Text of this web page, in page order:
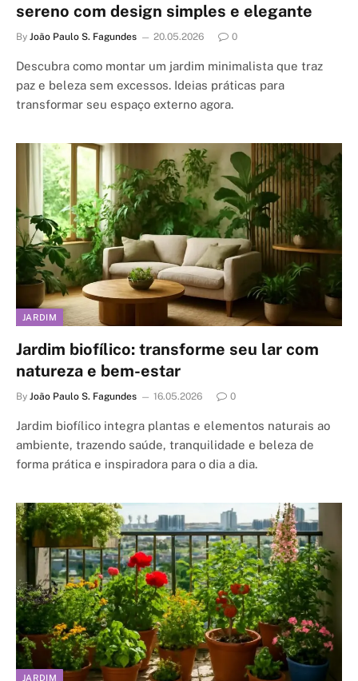
sereno com design simples e elegante
By João Paulo S. Fagundes 20.05.2026 0
Descubra como montar um jardim minimalista que traz
paz e beleza sem excessos. Ideias práticas para
transformar seu espaço externo agora.
JARDIM
Jardim biofílico: transforme seu lar com
natureza e bem-estar
By João Paulo S. Fagundes 16.05.2026 0
Jardim biofílico integra plantas e elementos naturais ao
ambiente, trazendo saúde, tranquilidade e beleza de
forma prática e inspiradora para o dia a dia.
JARDIM